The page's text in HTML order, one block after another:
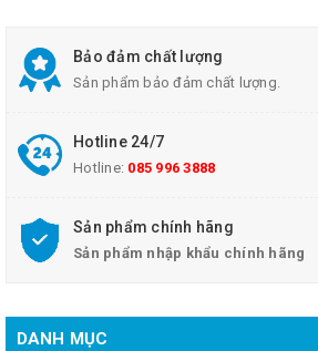
Kích thước (WxDxH) mm: 230 x 51 x 370
Khối lượng: 1.75 kg
+ Máy chính Multistirrer 6 Digital
+ 06 thanh khuấy từ
Bảo đảm chất lượng
Sản phẩm bảo đảm chất lượng.
Hotline 24/7
Hotline: 085 996 3888
Sản phẩm chính hãng
Sản phẩm nhập khẩu chính hãng
DANH MỤC